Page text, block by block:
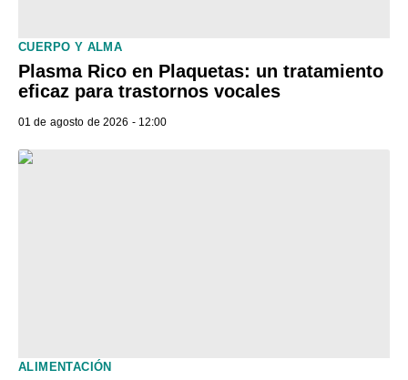
CUERPO Y ALMA
Plasma Rico en Plaquetas: un tratamiento
eficaz para trastornos vocales
01 de agosto de 2026 - 12:00
ALIMENTACIÓN